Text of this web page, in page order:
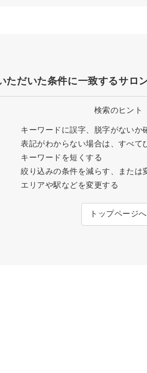
ただいた条件に一致するサロ
検索のヒント
キーワードに誤字、脱字がないか
表記がわからない場合は、すべて
キーワードを短くする
絞り込みの条件を減らす、または
エリアや駅などを変更する
トップページへ